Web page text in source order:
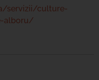
servizii/culture-
alboru/